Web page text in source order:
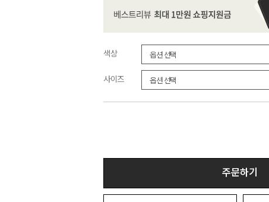
색상
사이즈
주문하기